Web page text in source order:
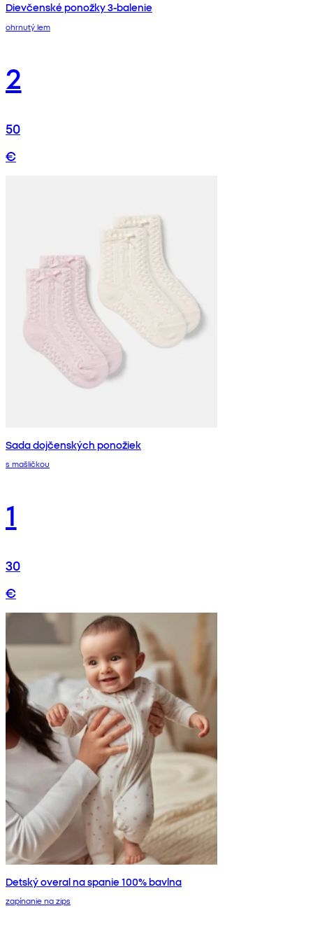
Dievčenské ponožky 3-balenie
ohrnutý lem
2
50
€
Sada dojčenských ponožiek
s mašličkou
1
30
€
Detský overal na spanie 100% bavlna
zapínanie na zips